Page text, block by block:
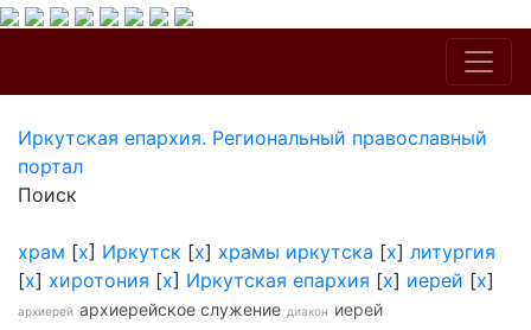
Иркутская епархия. Региональный православный
портал
Поиск
храм [x] Иркутск [x] храмы иркутска [x] литургия
[x] хиротония [x] Иркутская епархия [x] иерей [x]
архиерей архиерейское служение диакон иерей